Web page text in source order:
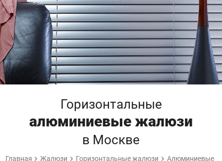
Горизонтальные
алюминиевые жалюзи
в Москве
Главная Жалюзи Горизонтальные жалюзи Алюминиевые